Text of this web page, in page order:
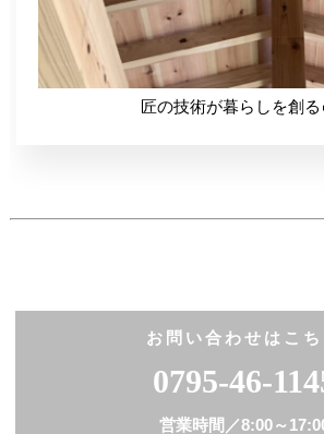
匠の技術が暮らしを創
お問い合わせはこち
0795-46-
営業時間／8:00～